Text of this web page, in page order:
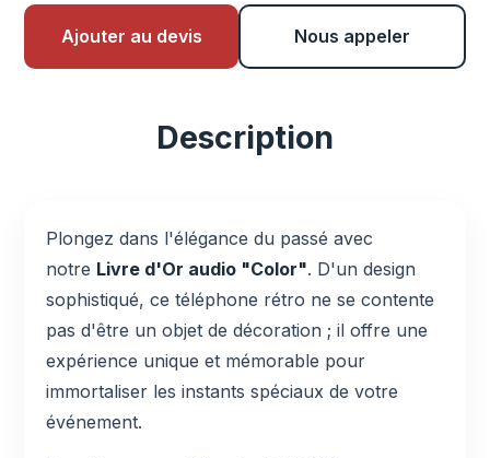
Ajouter au devis Nous appeler
Description
Plongez dans l'élégance du passé avec
notre Livre d'Or audio "Color". D'un design
sophistiqué, ce téléphone rétro ne se contente
pas d'être un objet de décoration ; il offre une
expérience unique et mémorable pour
immortaliser les instants spéciaux de votre
événement.